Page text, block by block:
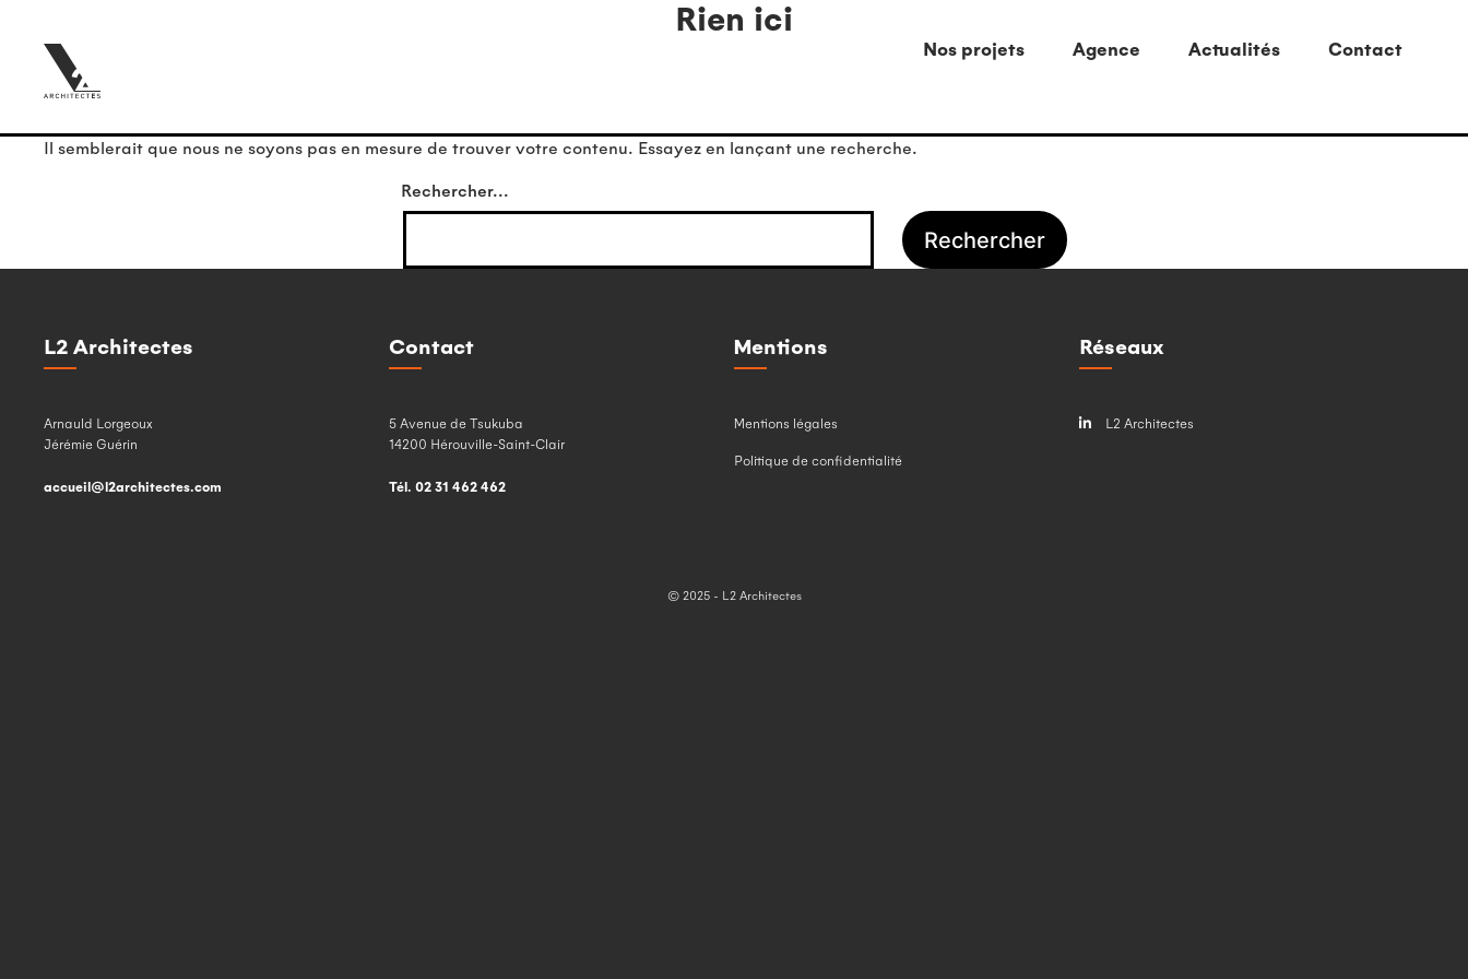
Nos projets Agence Actualités Contact
Rien ici
Il semblerait que nous ne soyons pas en mesure de trouver votre contenu. Essayez en lançant une recherche.
Rechercher…
L2 Architectes
Arnauld Lorgeoux
Jérémie Guérin
accueil@l2architectes.com
Contact
5 Avenue de Tsukuba
14200 Hérouville-Saint-Clair
Tél. 02 31 462 462
Mentions
Mentions légales
Politique de confidentialité
Réseaux
L2 Architectes
© 2025 - L2 Architectes